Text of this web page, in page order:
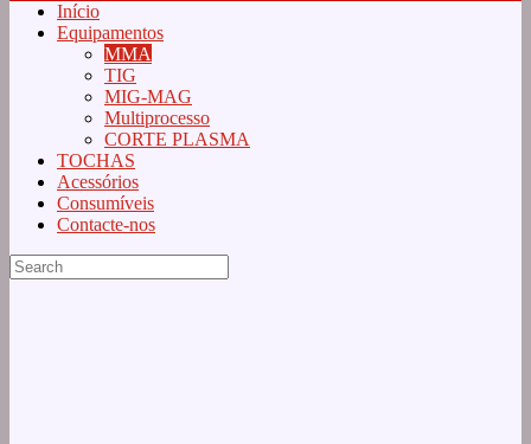
Início
Equipamentos
MMA
TIG
MIG-MAG
Multiprocesso
CORTE PLASMA
TOCHAS
Acessórios
Consumíveis
Contacte-nos